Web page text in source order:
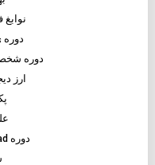
دوره
ارز
دوره bourse_mohamad